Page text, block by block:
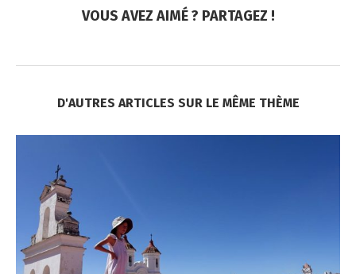
VOUS AVEZ AIMÉ ? PARTAGEZ !
D'AUTRES ARTICLES SUR LE MÊME THÈME